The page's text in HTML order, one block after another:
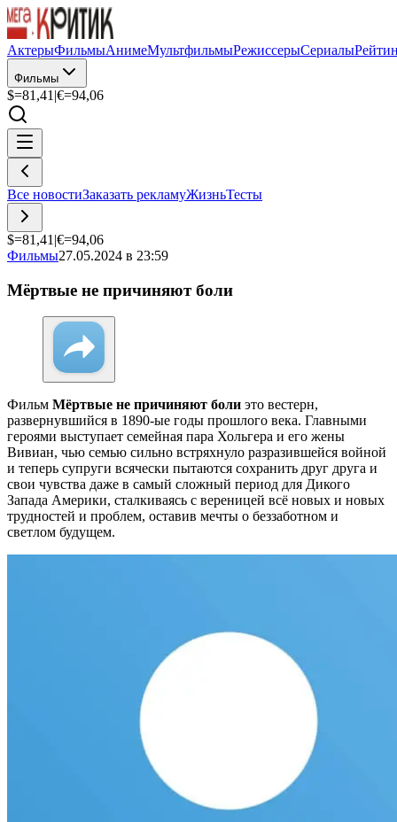
АктерыФильмыАнимеМультфильмыРежиссерыСериалы
Фильмы
$=81,41 |€=94,06
Все новостиЗаказать рекламуЖизньТесты
$=81,41 |€=94,06
Фильмы27.05.2024 в 23:59
Мёртвые не причиняют боли
Фильм Мёртвые не причиняют боли это вестерн,
развернувшийся в 1890-ые годы прошлого века. Главными
героями выступает семейная пара Хольгера и его жены
Вивиан, чью семью сильно встряхнуло разразившейся войной
и теперь супруги всячески пытаются сохранить друг друга и
свои чувства даже в самый сложный период для Дикого
Запада Америки, сталкиваясь с вереницей всё новых и новых
трудностей и проблем, оставив мечты о беззаботном и
светлом будущем.